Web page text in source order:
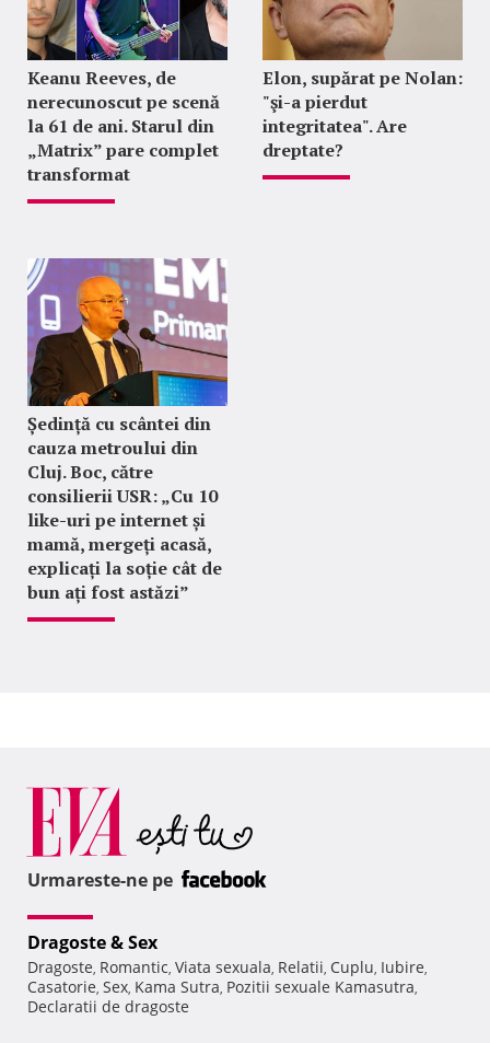
Keanu Reeves, de
nerecunoscut pe scenă
la 61 de ani. Starul din
„Matrix” pare complet
transformat
Elon, supărat pe Nolan:
"şi-a pierdut
integritatea". Are
dreptate?
Ședință cu scântei din
cauza metroului din
Cluj. Boc, către
consilierii USR: „Cu 10
like-uri pe internet și
mamă, mergeți acasă,
explicați la soție cât de
bun ați fost astăzi”
Urmareste-ne pe
Dragoste & Sex
Dragoste, Romantic, Viata sexuala, Relatii, Cuplu, Iubire,
Casatorie, Sex, Kama Sutra, Pozitii sexuale Kamasutra,
Declaratii de dragoste